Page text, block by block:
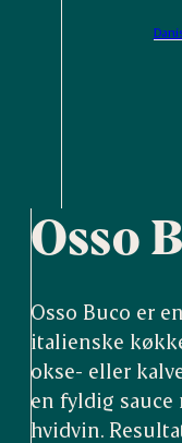
Osso
Osso Buco er
italienske
okse- eller
en fyldig sauce
hvidvin.